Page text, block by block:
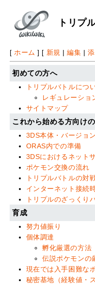
トリプ
[ホーム ] [ 新規 |編集 |
初めての方へ
トリプルバトルにつ
レギュレーショ
サイトマップ
これから始める方向け
3DS本体・バージョ
ORAS内での準備
3DSにおけるネット
ポケモン交換の流れ
トリプルバトルの対
インターネット接続
トリプルのざっくり
育成
努力値振り
個体調達
孵化厳選の方法
伝説ポケモンの
現在では入手困難な
秘密基地（経験値・